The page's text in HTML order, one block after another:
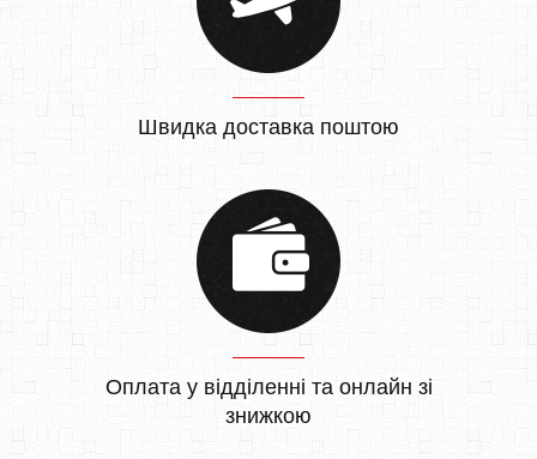
Швидка доставка поштою
Оплата у відділенні та онлайн зі
знижкою